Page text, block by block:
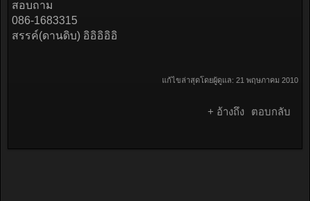
สอบถาม
086-1683315
สรรค์(ดานดิบ) อิอิอิอิอิ
แก้ไขล่าสุดโดยผู้ดูแล: 21 พฤษภาคม 2010
+ อ้างถึง ตอบกลับ